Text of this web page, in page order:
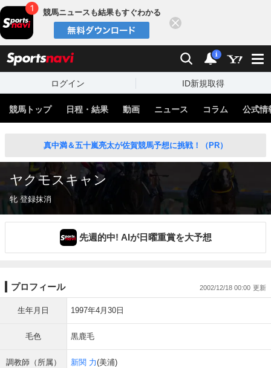
競馬ニュースも結果もすぐわかる
検索 通知
i
ログイン ID新規取得
競馬トップ 日程・結果 動画 ニュース コラム 公式情
真中満＆五十嵐亮太が佐賀競馬予想に挑戦！（PR）
ヤクモスキャン
牝 登録抹消
先週的中! AIが日曜重賞を大予想
プロフィール 2002/12/18 00:00
生年月日 1997年4月30日
毛色 黒鹿毛
調教師（所属） 新関 力(美浦)